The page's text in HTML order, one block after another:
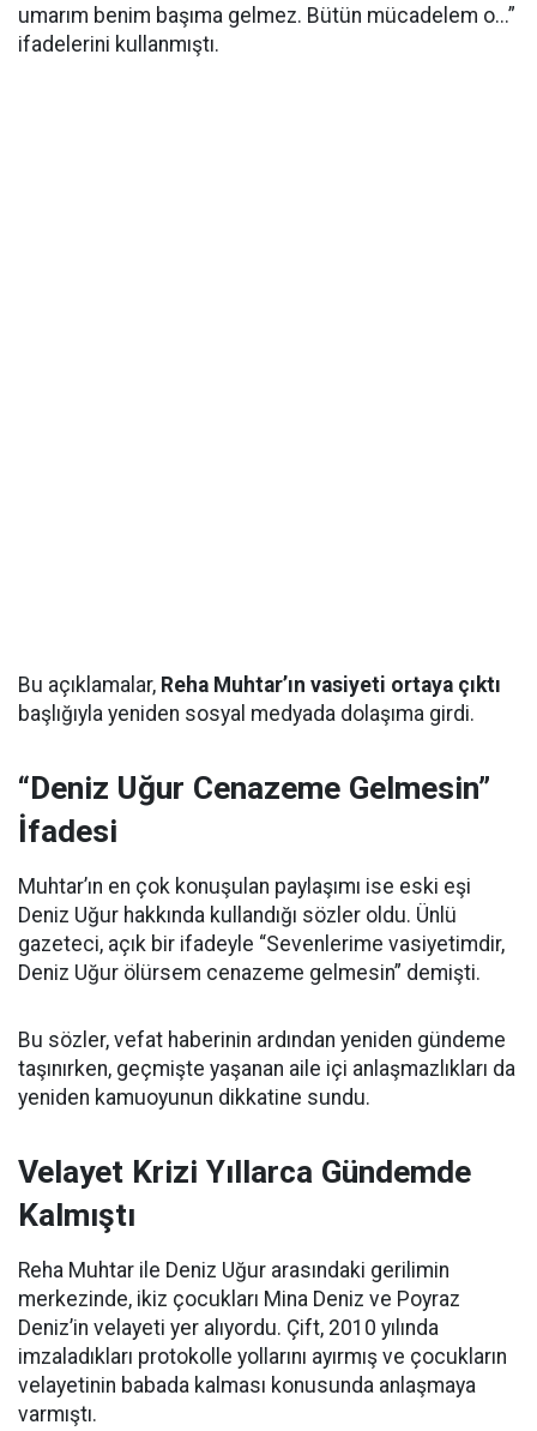
umarım benim başıma gelmez. Bütün mücadelem o...”
ifadelerini kullanmıştı.
Bu açıklamalar, Reha Muhtar’ın vasiyeti ortaya çıktı
başlığıyla yeniden sosyal medyada dolaşıma girdi.
“Deniz Uğur Cenazeme Gelmesin”
İfadesi
Muhtar’ın en çok konuşulan paylaşımı ise eski eşi
Deniz Uğur hakkında kullandığı sözler oldu. Ünlü
gazeteci, açık bir ifadeyle “Sevenlerime vasiyetimdir,
Deniz Uğur ölürsem cenazeme gelmesin” demişti.
Bu sözler, vefat haberinin ardından yeniden gündeme
taşınırken, geçmişte yaşanan aile içi anlaşmazlıkları da
yeniden kamuoyunun dikkatine sundu.
Velayet Krizi Yıllarca Gündemde
Kalmıştı
Reha Muhtar ile Deniz Uğur arasındaki gerilimin
merkezinde, ikiz çocukları Mina Deniz ve Poyraz
Deniz’in velayeti yer alıyordu. Çift, 2010 yılında
imzaladıkları protokolle yollarını ayırmış ve çocukların
velayetinin babada kalması konusunda anlaşmaya
varmıştı.